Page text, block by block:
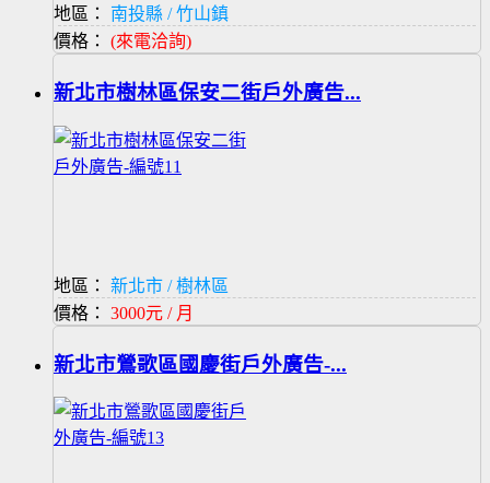
地區：
南投縣 / 竹山鎮
價格： (來電洽詢)
新北市樹林區保安二街戶外廣告...
地區：
新北市 / 樹林區
價格： 3000元 / 月
新北市鶯歌區國慶街戶外廣告-...